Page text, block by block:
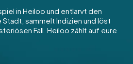
in Heiloo und entlarvt den
sammelt Indizien und löst
Fall. Heiloo zählt auf eure